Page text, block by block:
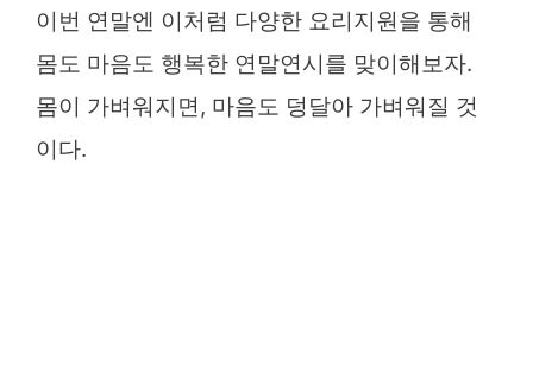
이번 연말엔 이처럼 다양한 요리지원을 통해
몸도 마음도 행복한 연말연시를 맞이해보자.
몸이 가벼워지면, 마음도 덩달아 가벼워질 것
이다.